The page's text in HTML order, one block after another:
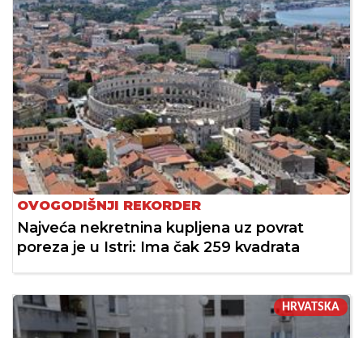
OVOGODIŠNJI REKORDER
Najveća nekretnina kupljena uz povrat
poreza je u Istri: Ima čak 259 kvadrata
HRVATSKA